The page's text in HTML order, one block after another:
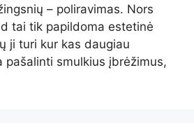
– poliravimas. Nors
tai tik papildoma estetinė
ji turi kur kas daugiau
pašalinti smulkius įbrėžimus,